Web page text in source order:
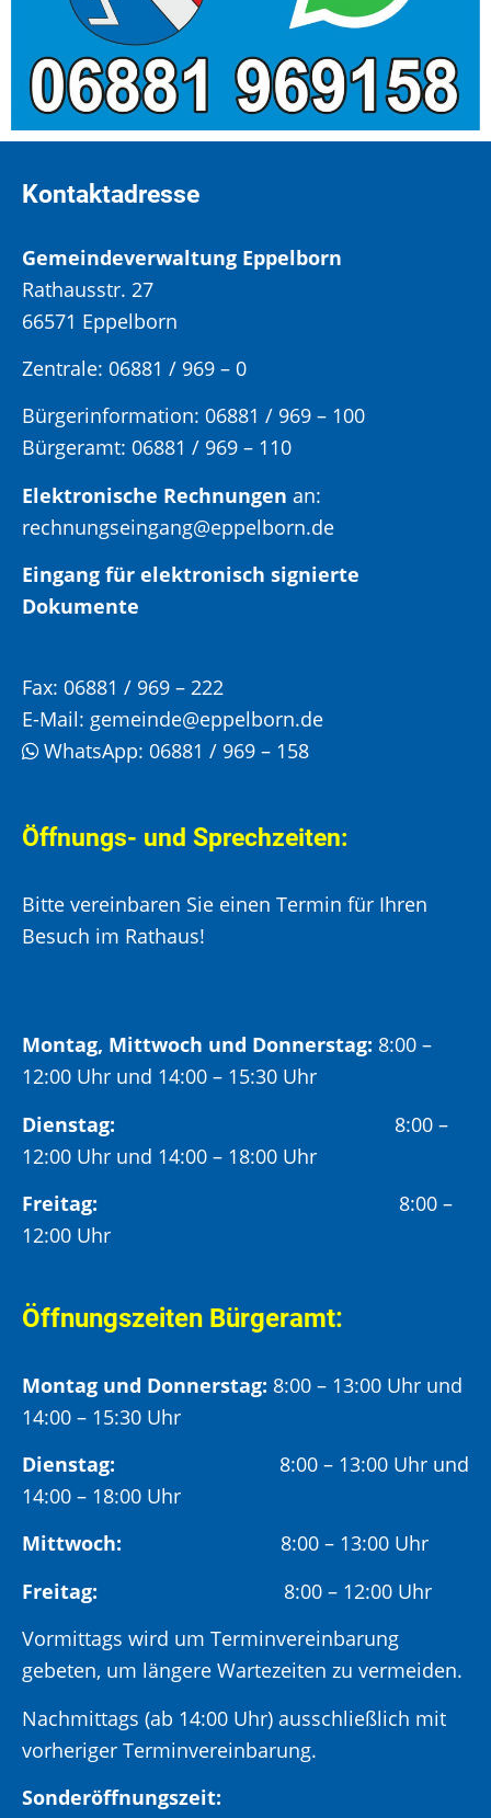
Kontaktadresse
Gemeindeverwaltung Eppelborn
Rathausstr. 27
66571 Eppelborn
Zentrale: 06881 / 969 – 0
Bürgerinformation: 06881 / 969 – 100
Bürgeramt: 06881 / 969 – 110
Elektronische Rechnungen an:
rechnungseingang@eppelborn.de
Eingang für elektronisch signierte
Dokumente
Fax: 06881 / 969 – 222
E-Mail: gemeinde@eppelborn.de
WhatsApp: 06881 / 969 – 158
Öffnungs- und Sprechzeiten:
Bitte vereinbaren Sie einen Termin für Ihren
Besuch im Rathaus!
Montag, Mittwoch und Donnerstag: 8:00 –
12:00 Uhr und 14:00 – 15:30 Uhr
Dienstag: 8:00 –
12:00 Uhr und 14:00 – 18:00 Uhr
Freitag:
8:00 –
12:00 Uhr
Öffnungszeiten Bürgeramt:
Montag und Donnerstag: 8:00 – 13:00 Uhr und
14:00 – 15:30 Uhr
Dienstag: 8:00 – 13:00 Uhr und
14:00 – 18:00 Uhr
Mittwoch: 8:00 – 13:00 Uhr
Freitag:
8:00 – 12:00 Uhr
Vormittags wird um Terminvereinbarung
gebeten, um längere Wartezeiten zu vermeiden.
Nachmittags (ab 14:00 Uhr) ausschließlich mit
vorheriger Terminvereinbarung.
Sonderöffnungszeit: